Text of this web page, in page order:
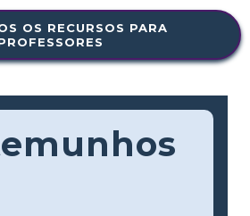
OS RECURSOS PARA